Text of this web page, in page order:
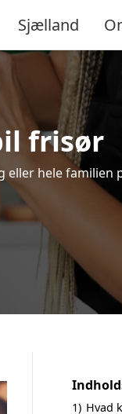
Sjælland
frisør
hele familien
1) Hvad